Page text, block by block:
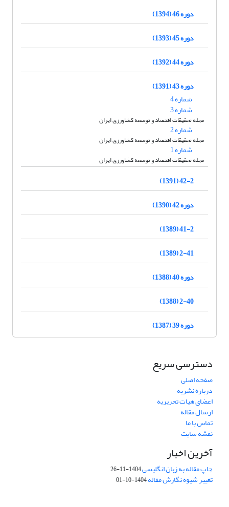
دوره 46 (1394)
دوره 45 (1393)
دوره 44 (1392)
دوره 43 (1391)
شماره 4
شماره 3
مجله تحقیقات اقتصاد و توسعه کشاورزی ایران
شماره 2
مجله تحقیقات اقتصاد و توسعه کشاورزی ایران
شماره 1
مجله تحقیقات اقتصاد و توسعه کشاورزی ایران
42-2 (1391)
دوره 42 (1390)
41-2 (1389)
2-41 (1389)
دوره 40 (1388)
2-40 (1388)
دوره 39 (1387)
دسترسی سریع
صفحه اصلی
درباره نشریه
اعضای هیات تحریریه
ارسال مقاله
تماس با ما
نقشه سایت
آخرین اخبار
چاپ مقاله به زبان انگلیسی1404-11-26
تغییر شیوه نگارش مقاله1404-10-01